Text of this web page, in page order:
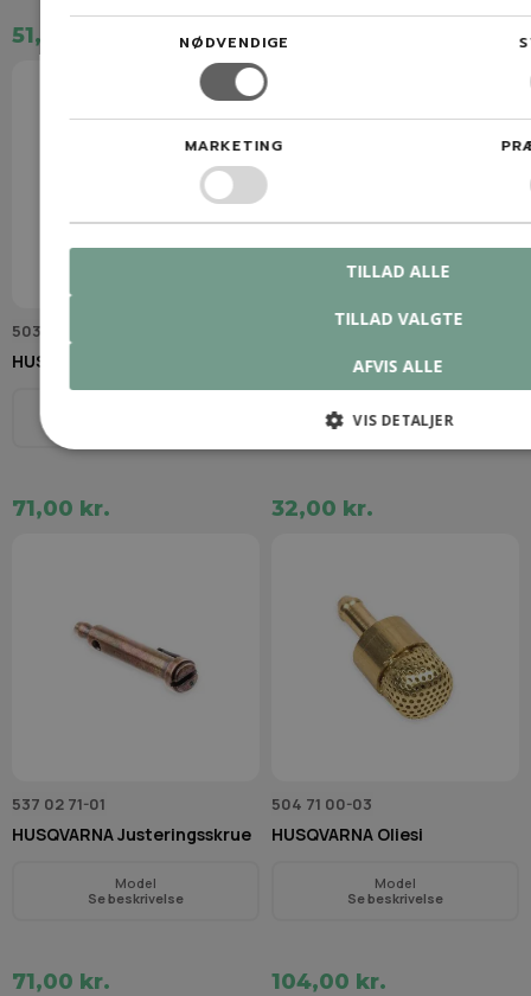
51,00 kr. 93,00 kr.
503 85 66-01
HUSQVARNA Tætningsplade
71,00 kr.
503 89 15-01
HUSQVARNA Fjeder
Se beskrivelse
32,00 kr.
537 02 71-01
HUSQVARNA Justeringsskrue
Model
Se beskrivelse
71,00 kr.
504 71 00-03
HUSQVARNA Oliesi
Model
Se beskrivelse
104,00 kr.
NØDVENDIGE
MARKETING
TILLAD VALGTE
TILLAD ALLE
AFVIS ALLE
VIS DETALJER